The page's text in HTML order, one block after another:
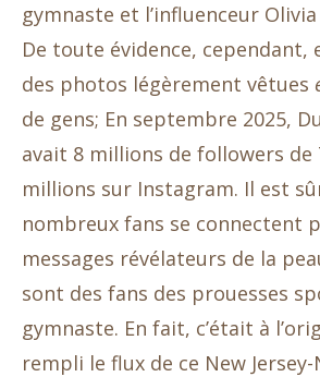
gymnaste et l’influenceur Olivia
De toute évidence, cependant,
des photos légèrement vêtues
de gens; En septembre 2025,
avait 8 millions de followers
millions sur Instagram. Il est
nombreux fans se connectent
messages révélateurs de la
sont des fans des prouesses
gymnaste. En fait, c’était à
rempli le flux de ce New